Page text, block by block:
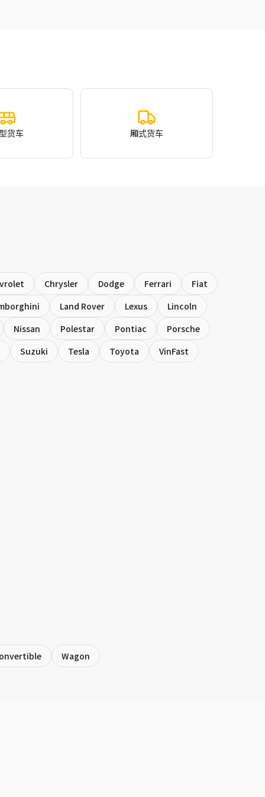
货车 厢式货车
Chrysler Dodge Ferrari
Fiat
Land Rover Lexus
Lincoln
Nissan
Polestar Pontiac
Porsche
Suzuki
Tesla Toyota VinFast
Wagon